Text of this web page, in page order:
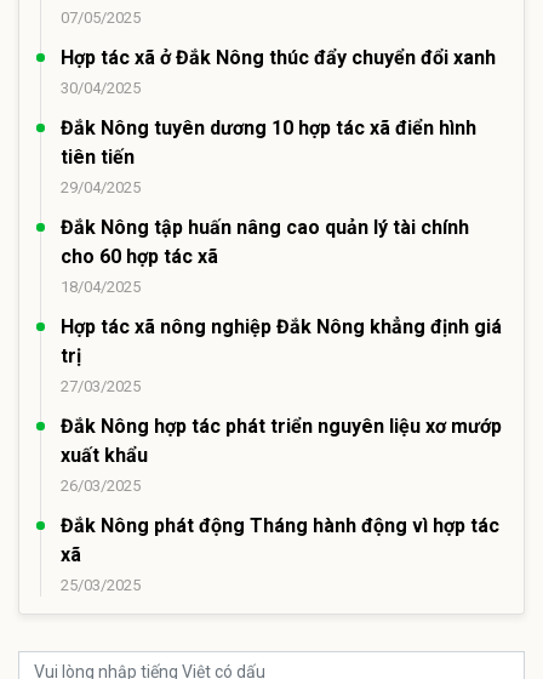
07/05/2025
Hợp tác xã ở Đắk Nông thúc đẩy chuyển đổi xanh
30/04/2025
Đắk Nông tuyên dương 10 hợp tác xã điển hình
tiên tiến
29/04/2025
Đắk Nông tập huấn nâng cao quản lý tài chính
cho 60 hợp tác xã
18/04/2025
Hợp tác xã nông nghiệp Đắk Nông khẳng định giá
trị
27/03/2025
Đắk Nông hợp tác phát triển nguyên liệu xơ mướp
xuất khẩu
26/03/2025
Đắk Nông phát động Tháng hành động vì hợp tác
xã
25/03/2025